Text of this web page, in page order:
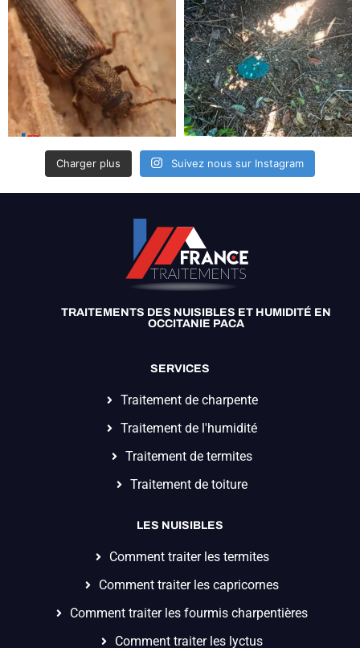
Charger plus Suivez nous sur Instagram
TRAITEMENTS DES NUISIBLES ET HUMIDITÉ EN
OCCITANIE PACA
SERVICES
Traitement de charpente
Traitement de l'humidité
Traitement de termites
Traitement de toiture
LES NUISIBLES
Comment traiter les termites
Comment traiter les capricornes
Comment traiter les fourmis charpentières
Comment traiter les lyctus